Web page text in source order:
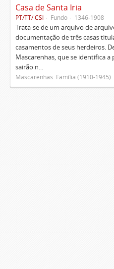
Casa de Santa Iria
PT/TT/ CSI Fundo 1346-1908
Trata-se de um arquivo de
documentação de três casas
casamentos de seus herdeiros.
Mascarenhas, que se identifica
sairão n...
Mascarenhas. Família (1910-1945)